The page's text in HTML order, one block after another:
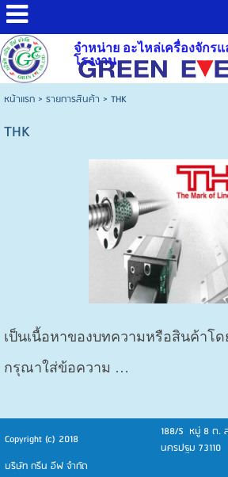
จำหน่าย อะไหล่เครื่องจักร
โรงงาน
หน้าแรก> รายการสินค้า > THK
THK
เป็นเนื้อหาของบทความหรือสินค้าโด
กรุณาใส่ข้อความ …
Copyright (c) 2018
188/5 หมู่ 8 ต.
นครปฐม 73110
บริษัท กรีน อีฟ จำกัด